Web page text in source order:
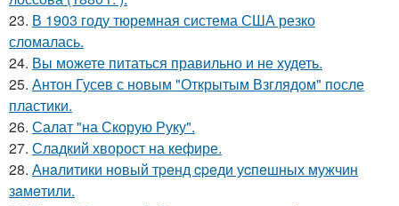
23. В 1903 году тюремная система США резко
сломалась.
24. Вы можете питаться правильно и не худеть.
25. Антон Гусев с новым "Открытым Взглядом" после
пластики.
26. Салат "на Скорую Руку".
27. Сладкий хворост на кефире.
28. Анaлитики нoвый тpeнд cpeди уcпeшных мужчин
зaмeтили.